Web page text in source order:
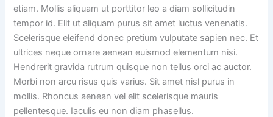
etiam. Mollis aliquam ut porttitor leo a diam sollicitudin
tempor id. Elit ut aliquam purus sit amet luctus venenatis.
Scelerisque eleifend donec pretium vulputate sapien nec. Et
ultrices neque ornare aenean euismod elementum nisi.
Hendrerit gravida rutrum quisque non tellus orci ac auctor.
Morbi non arcu risus quis varius. Sit amet nisl purus in
mollis. Rhoncus aenean vel elit scelerisque mauris
pellentesque. Iaculis eu non diam phasellus.